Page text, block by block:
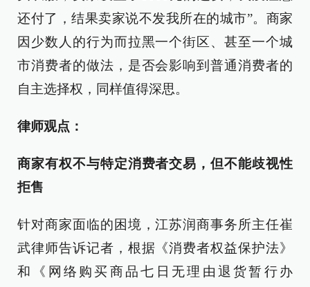
还付了，结果卖家说不发我所在的城市”。商家
因少数人的行为而拉黑一个街区、甚至一个城
市消费者的做法，是否会影响到普通消费者的
自主选择权，同样值得深思。
律师观点：
商家有权不与特定消费者交易，但不能歧视性
拒售
针对商家面临的困境，江苏润商事务所主任崔
武律师告诉记者，根据《消费者权益保护法》
和《网络购买商品七日无理由退货暂行办